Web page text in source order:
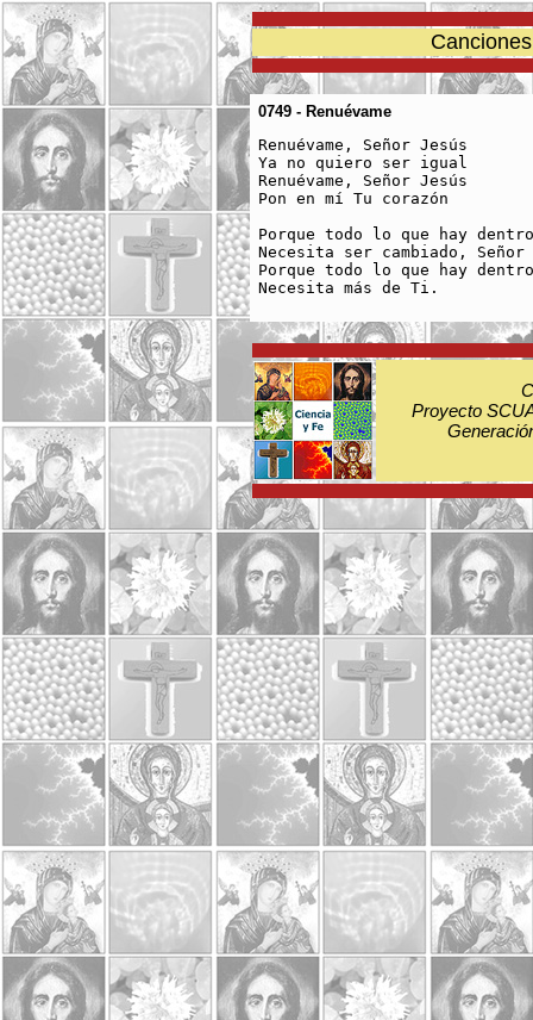
0749 - Renuévame
Renuévame, Señor Jesús
Ya no quiero ser igual
Renuévame, Señor Jesús
Pon en mí Tu corazón
Porque todo lo que hay
Necesita ser cambiado, Señor
Porque todo lo que hay
Proyecto